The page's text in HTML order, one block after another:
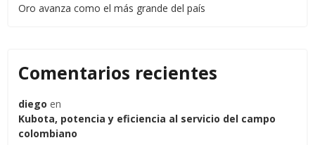
Oro avanza como el más grande del país
Comentarios recientes
diego en
Kubota, potencia y eficiencia al servicio del campo
colombiano